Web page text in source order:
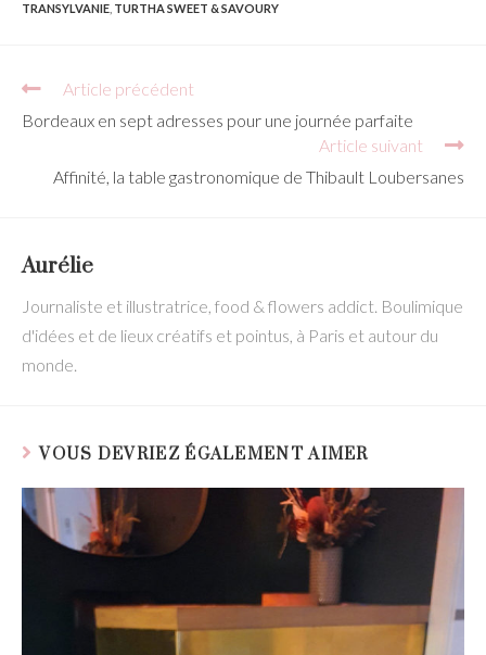
TRANSYLVANIE TURTHA SWEET & SAVOURY
Read
articles
Article précédent
Bordeaux en sept adresses pour une journée parfaite
Article suivant
Affinité, la table gastronomique de Thibault Loubersanes
Aurélie
Journaliste et illustratrice, food & flowers addict. Boulimique
d'idées et de lieux créatifs et pointus, à Paris et autour du
monde.
VOUS DEVRIEZ ÉGALEMENT AIMER